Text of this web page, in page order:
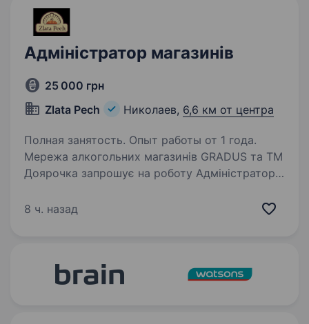
Адміністратор магазинів
25 000 грн
Zlata Pech
Николаев, 6,6 км от центра
Полная занятость. Опыт работы от 1 года.
Мережа алкогольних магазинів GRADUS та ТМ
Доярочка запрошує на роботу Адміністратора
технічна; досвід роботи в роздрібній торгівлі;
8 ч. назад